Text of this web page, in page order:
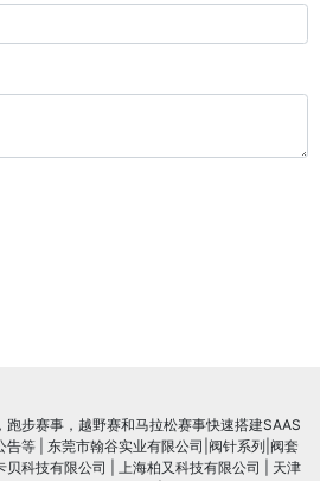
步赛事，越野赛和马拉松赛事快速搭建SAAS
告等
东莞市翰谷实业有限公司|阀针系列|阀套
贝科技有限公司 上海柏又科技有限公司
天津